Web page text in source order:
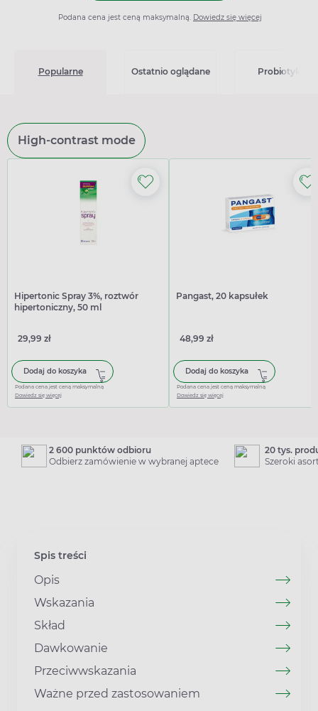
Podana cena jest ceną maksymalną. Dowiedz się więcej
Popularne Ostatnio oglądane Probiotyki
High-contrast mode
Hipertonic Spray 3%, roztwór
hipertoniczny, 50 ml
29,99 zł
Dodaj do koszyka
Podana cena jest ceną maksymalną
Dowiedz się więcej
Pangast, 20 kapsułek
48,99 zł
Dodaj do koszyka
Podana cena jest ceną maksymalną
Dowiedz się więcej
2 600 punktów odbioru
Odbierz zamówienie w wybranej aptece
20 tys.
Szeroki
Spis treści
Opis
Wskazania
Skład
Dawkowanie
Przeciwwskazania
Ważne przed zastosowaniem